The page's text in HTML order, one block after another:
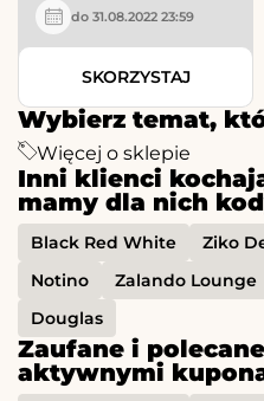
Wybierz temat,
Więcej o sklepie
Inni klienci
mamy dla nich
Black Red White Ziko
Notino
Zalando Lounge
Douglas
Zaufane i
aktywnymi
do 31.08.2022 23:59
SKORZYSTAJ